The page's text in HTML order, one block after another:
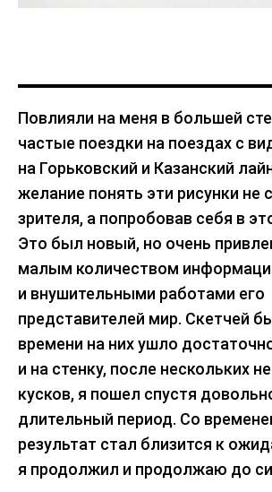
Повлияли на меня в большей
частые поездки на поездах с
на Горьковский и Казанский
желание понять эти рисунки не
зрителя, а попробовав себя в
Это был новый, но очень
малым количеством
и внушительными работами его
представителей мир. Скетчей
времени на них ушло
и на стенку, после нескольких
кусков, я пошел спустя
длительный период. Со
результат стал близится к
я продолжил и продолжаю до